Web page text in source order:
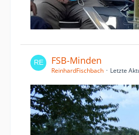
FSB-Minden
ReinhardFischbach Letzte